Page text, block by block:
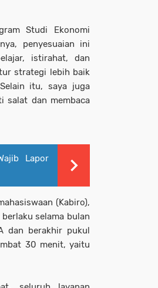
Studi Ekonomi
penyesuaian ini
istirahat, dan
strategi lebih baik
itu, saya juga
salat dan membaca
Lapor
(Kabiro),
selama bulan
dan berakhir pukul
30 menit, yaitu